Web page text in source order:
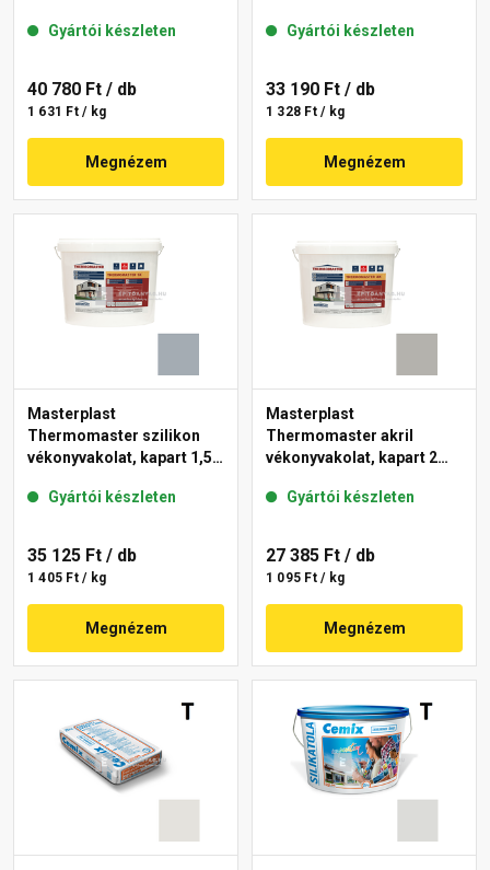
Gyártói készleten
40 780 Ft / db
1 631 Ft / kg
Megnézem
Gyártói készleten
33 190 Ft / db
1 328 Ft / kg
Megnézem
Masterplast
Thermomaster szilikon
vékonyvakolat, kapart 1,5
Gyártói készleten
35 125 Ft / db
1 405 Ft / kg
Megnézem
Masterplast
Thermomaster akril
vékonyvakolat, kapart 2
Gyártói készleten
27 385 Ft / db
1 095 Ft / kg
Megnézem